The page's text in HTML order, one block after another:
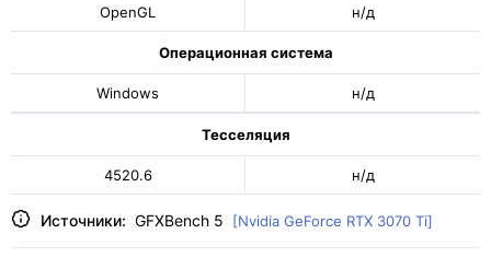
OpenGL н/д
Операционная система
Windows н/д
Тесселяция
4520.6 н/д
Источники: GFXBench 5 [Nvidia GeForce RTX 3070 Ti]